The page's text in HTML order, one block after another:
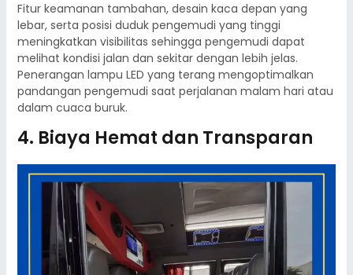
Fitur keamanan tambahan, desain kaca depan yang
lebar, serta posisi duduk pengemudi yang tinggi
meningkatkan visibilitas sehingga pengemudi dapat
melihat kondisi jalan dan sekitar dengan lebih jelas.
Penerangan lampu LED yang terang mengoptimalkan
pandangan pengemudi saat perjalanan malam hari atau
dalam cuaca buruk.
4. Biaya Hemat dan Transparan